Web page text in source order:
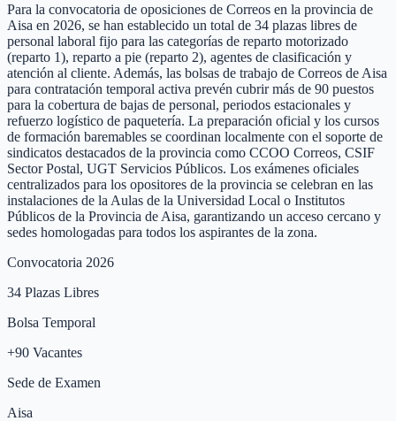
Para la convocatoria de oposiciones de Correos en la provincia de
Aisa en 2026, se han establecido un total de 34 plazas libres de
personal laboral fijo para las categorías de reparto motorizado
(reparto 1), reparto a pie (reparto 2), agentes de clasificación y
atención al cliente. Además, las bolsas de trabajo de Correos de Aisa
para contratación temporal activa prevén cubrir más de 90 puestos
para la cobertura de bajas de personal, periodos estacionales y
refuerzo logístico de paquetería. La preparación oficial y los cursos
de formación baremables se coordinan localmente con el soporte de
sindicatos destacados de la provincia como CCOO Correos, CSIF
Sector Postal, UGT Servicios Públicos. Los exámenes oficiales
centralizados para los opositores de la provincia se celebran en las
instalaciones de la Aulas de la Universidad Local o Institutos
Públicos de la Provincia de Aisa, garantizando un acceso cercano y
sedes homologadas para todos los aspirantes de la zona.
Convocatoria 2026
34 Plazas Libres
Bolsa Temporal
+90 Vacantes
Sede de Examen
Aisa